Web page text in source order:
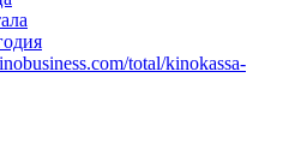
total/kinokassa-